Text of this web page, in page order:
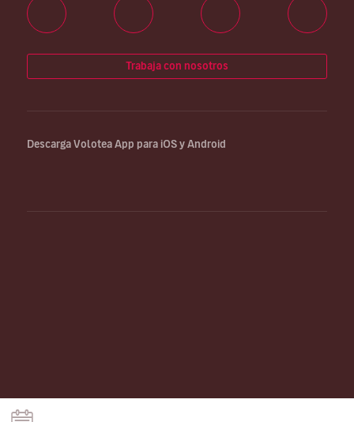
Trabaja con nosotros
Descarga Volotea App para iOS y Android